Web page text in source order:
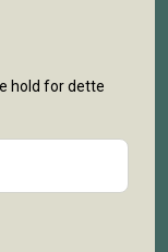
hold for dette